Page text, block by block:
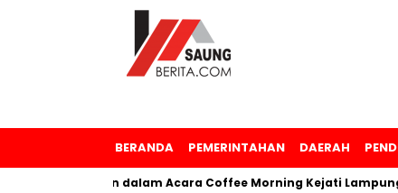
BERANDA PEMERINTAHAN DAERAH
dalam Acara Coffee Morning Kejati Lampung